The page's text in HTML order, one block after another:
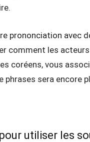
prononciation avec
comment les
coréens, vous
sera encore
utiliser les